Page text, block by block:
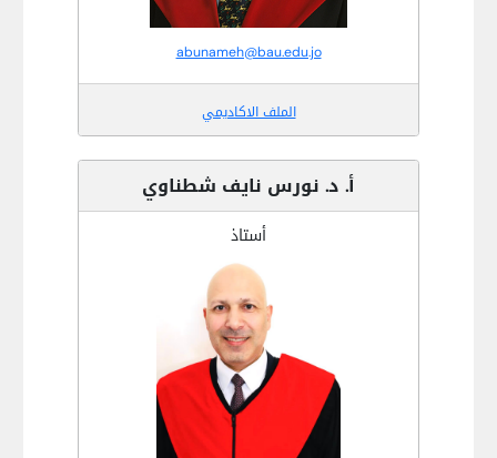
abunameh@bau.edu.jo
الملف الاكاديمي
أ. د. نورس نايف شطناوي
أستاذ